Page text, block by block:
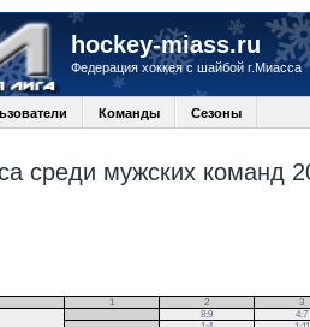
hockey-miass.ru
Федерация хоккея с шайбой г.Миасса
Команды Сезоны
среди мужских команд
1 2
3
8:9
4:7